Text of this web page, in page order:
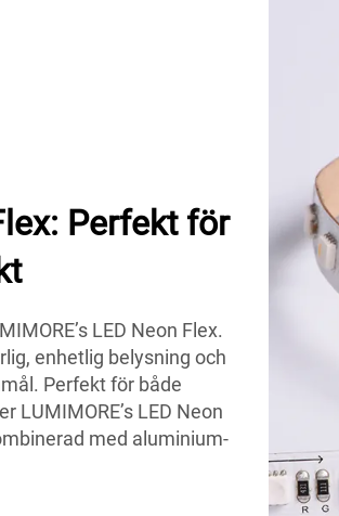
Perfekt för
LED Neon Flex.
enhetlig belysning och
Perfekt för både
LED Neon
med aluminium-